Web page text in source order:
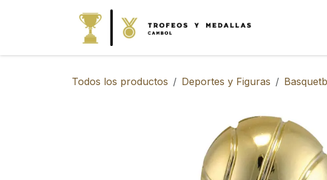
Todos los productos Deportes y Figuras